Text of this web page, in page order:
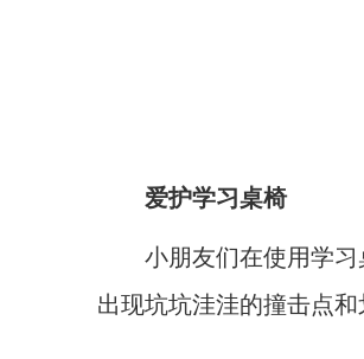
爱护学习桌椅
小朋友们在使用学习
出现坑坑洼洼的撞击点和